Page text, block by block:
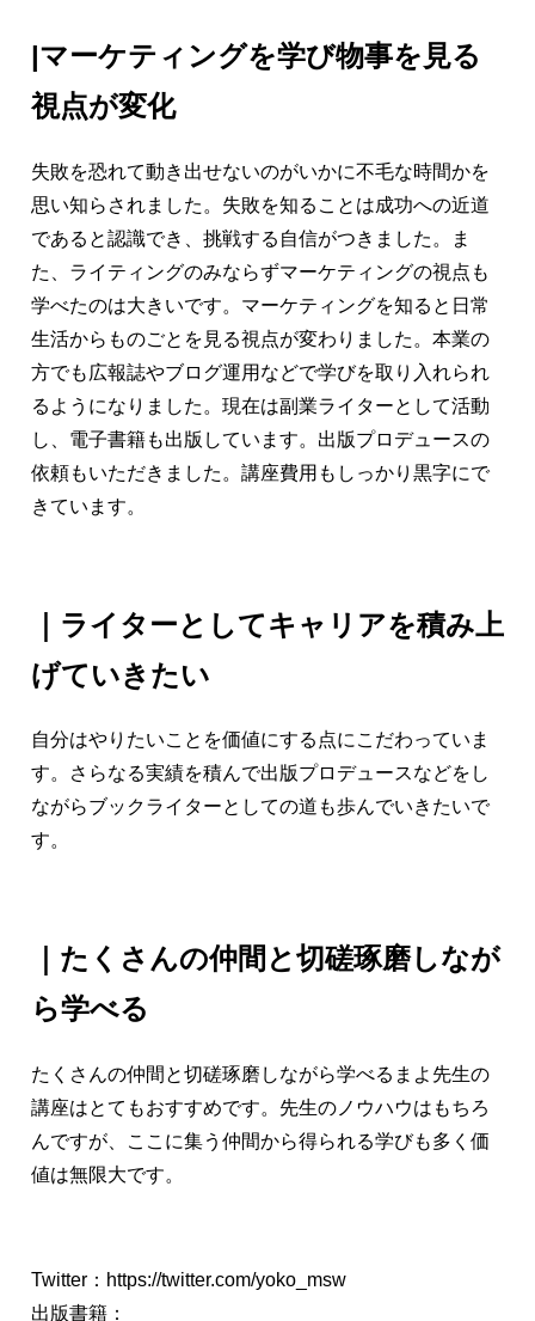
|マーケティングを学び物事を見る
視点が変化
失敗を恐れて動き出せないのがいかに不毛な時間かを
思い知らされました。失敗を知ることは成功への近道
であると認識でき、挑戦する自信がつきました。ま
た、ライティングのみならずマーケティングの視点も
学べたのは大きいです。マーケティングを知ると日常
生活からものごとを見る視点が変わりました。本業の
方でも広報誌やブログ運用などで学びを取り入れられ
るようになりました。現在は副業ライターとして活動
し、電子書籍も出版しています。出版プロデュースの
依頼もいただきました。講座費用もしっかり黒字にで
きています。
｜ライターとしてキャリアを積み上
げていきたい
自分はやりたいことを価値にする点にこだわっていま
す。さらなる実績を積んで出版プロデュースなどをし
ながらブックライターとしての道も歩んでいきたいで
す。
｜たくさんの仲間と切磋琢磨しなが
ら学べる
たくさんの仲間と切磋琢磨しながら学べるまよ先生の
講座はとてもおすすめです。先生のノウハウはもちろ
んですが、ここに集う仲間から得られる学びも多く価
値は無限大です。
Twitter： https://twitter.com/yoko_msw
出版書籍：